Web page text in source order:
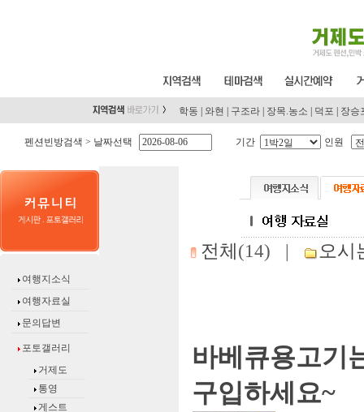
학동 와현 구조라 장목.농소 덕포 장승
펜션빈방검색 > 날짜선택 기간 인원
여행지소식
여행자료실
문의답변
포토갤러리
거제도
통영
게스트
전체(14) | 오시
바베큐용고기
구입하세요~